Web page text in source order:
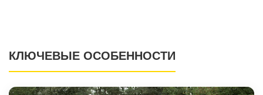
КЛЮЧЕВЫЕ ОСОБЕННОСТИ